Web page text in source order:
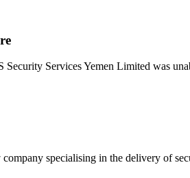
Services Yemen Limited was
specialising in the delivery of